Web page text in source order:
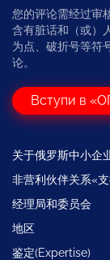
您的评论需经过审
含有脏话和（或）
为点、破折号等符
论。
Вступи в
关于俄罗斯中小企
非营利伙伴关系«
经理局和委员会
地区
鉴定(Expertise)